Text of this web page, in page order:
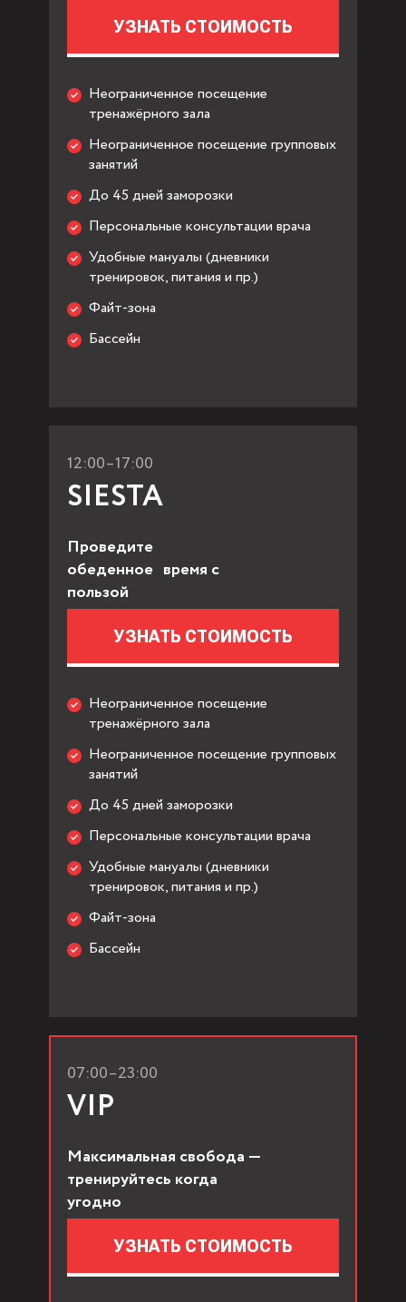
Проведите
обеденное время с
пользой
Максимальная свобода —
тренируйтесь когда
угодно
SIESTA
12:00–17:00
VIP
07:00–23:00
УЗНАТЬ СТОИМОСТЬ
УЗНАТЬ СТОИМОСТЬ
УЗНАТЬ СТОИМОСТЬ
Неограниченное посещение
тренажёрного зала
Неограниченное посещение групповых
занятий
До 45 дней заморозки
Персональные консультации врача
Удобные мануалы (дневники
тренировок, питания и пр.)
Файт-зона
Бассейн
Неограниченное посещение
тренажёрного зала
Неограниченное посещение групповых
занятий
До 45 дней заморозки
Персональные консультации врача
Удобные мануалы (дневники
тренировок, питания и пр.)
Файт-зона
Бассейн